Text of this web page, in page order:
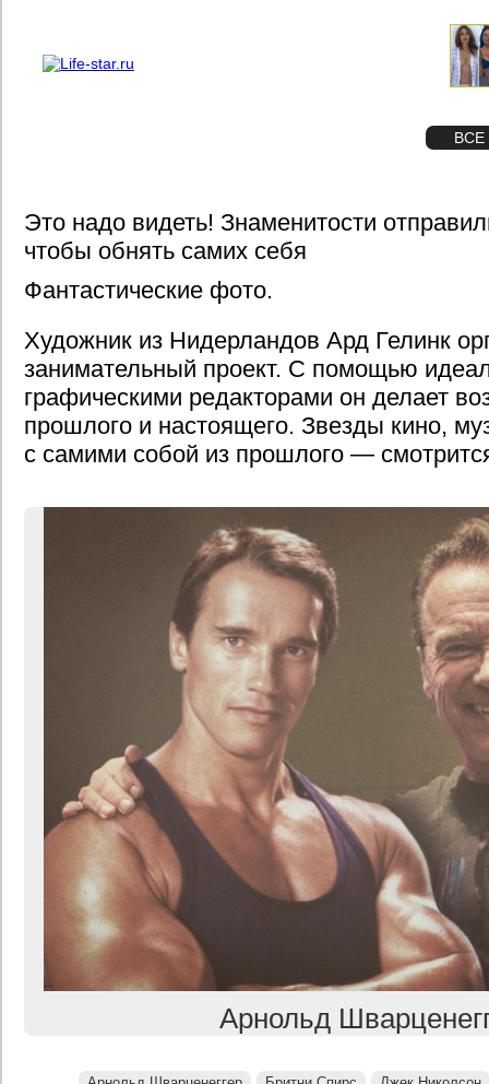
ВСЕ
Это надо видеть! Знаменитости
чтобы обнять самих себя
Фантастические фото.
Художник из Нидерландов Ард Гелинк
занимательный проект. С помощью
графическими редакторами он делает
прошлого и настоящего. Звезды кино,
с самими собой из прошлого —
Арнольд